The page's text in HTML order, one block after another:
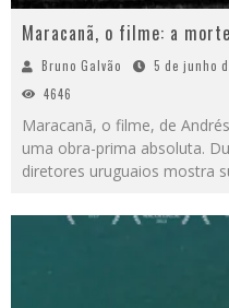
Maracanã, o filme: a
Bruno Galvão 5 de junho
4646
Maracanã, o filme, de
uma obra-prima absoluta.
diretores uruguaios mostra